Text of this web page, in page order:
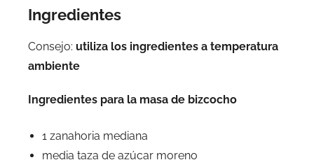
Ingredientes
Consejo: utiliza los ingredientes a temperatura
ambiente
Ingredientes para la masa de bizcocho
1 zanahoria mediana
media taza de azúcar moreno